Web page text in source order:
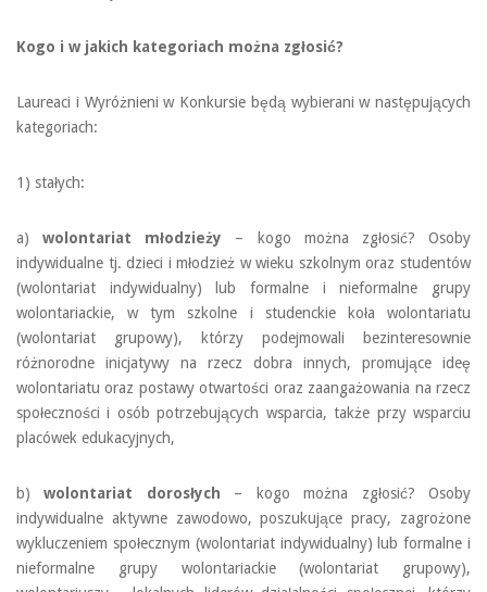
Kogo i w jakich kategoriach można zgłosić?
Laureaci i Wyróżnieni w Konkursie będą wybierani w następujących
kategoriach:
1) stałych:
a)wolontariat młodzieży – kogo można zgłosić? Osoby
indywidualne tj. dzieci i młodzież w wieku szkolnym oraz studentów
(wolontariat indywidualny) lub formalne i nieformalne grupy
wolontariackie, w tym szkolne i studenckie koła wolontariatu
(wolontariat grupowy), którzy podejmowali bezinteresownie
różnorodne inicjatywy na rzecz dobra innych, promujące ideę
wolontariatu oraz postawy otwartości oraz zaangażowania na rzecz
społeczności i osób potrzebujących wsparcia, także przy wsparciu
placówek edukacyjnych,
b)wolontariat dorosłych – kogo można zgłosić? Osoby
indywidualne aktywne zawodowo, poszukujące pracy, zagrożone
wykluczeniem społecznym (wolontariat indywidualny) lub formalne i
nieformalne grupy wolontariackie (wolontariat grupowy),